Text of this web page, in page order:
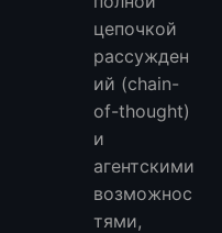
цепочкой
рассужден
ий (chain-
of-thought)
и
агентскими
возможнос
тями,